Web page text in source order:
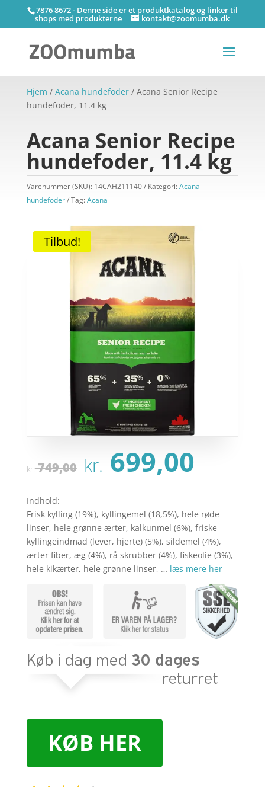
7876 8672 - Denne side er et produktkatalog og linker til
shops med produkterne kontakt@zoomumba.dk
Hjem / Acana hundefoder/ Acana Senior Recipe
hundefoder, 11.4 kg
Acana Senior Recipe
hundefoder, 11.4 kg
Varenummer (SKU): 14CAH211140 Kategori:Acana
hundefoder
Tag:Acana
Tilbud!
kr.749,00 Den
oprindelige
var:
kr. 749,00.
kr. 699,00
er:
kr.
Indhold:
Frisk kylling (19%), kyllingemel (18,5%), hele røde
linser, hele grønne ærter, kalkunmel (6%), friske
kyllingeindmad (lever, hjerte) (5%), sildemel (4%),
ærter fiber, æg (4%), rå skrubber (4%), fiskeolie (3%),
hele kikærter, hele grønne linser, … læs mere her
KØB HER